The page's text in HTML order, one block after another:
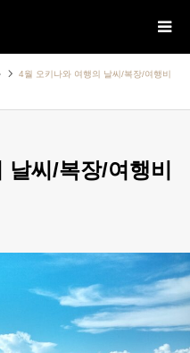
4월 오키나와 여행의 날씨/복장/여행비
씨/복장/여행비